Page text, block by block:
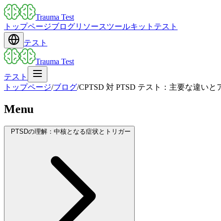
Trauma Test
トップページブログリソースツールキット テスト
テスト
Trauma Test
テスト
トップページ/ブログ/CPTSD 対 PTSD テスト：主要な違いと
Menu
PTSDの理解：中核となる症状とトリガー